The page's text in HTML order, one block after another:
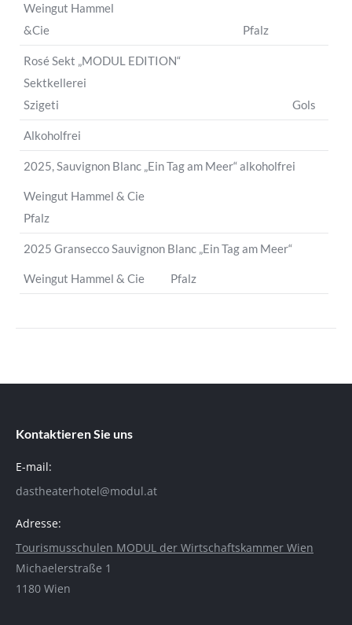
Weingut Hammel
&Cie Pfalz
Rosé Sekt „MODUL EDITION“
Sektkellerei
Szigeti Gols
Alkoholfrei
2025, Sauvignon Blanc „Ein Tag am Meer“ alkoholfrei
Weingut Hammel & Cie
Pfalz
2025 Gransecco Sauvignon Blanc „Ein Tag am Meer“
Weingut Hammel & Cie Pfalz
Kontaktieren Sie uns
E-mail:
dastheaterhotel@modul.at
Adresse:
Tourismusschulen MODUL der Wirtschaftskammer Wien
Michaelerstraße 1
1180 Wien